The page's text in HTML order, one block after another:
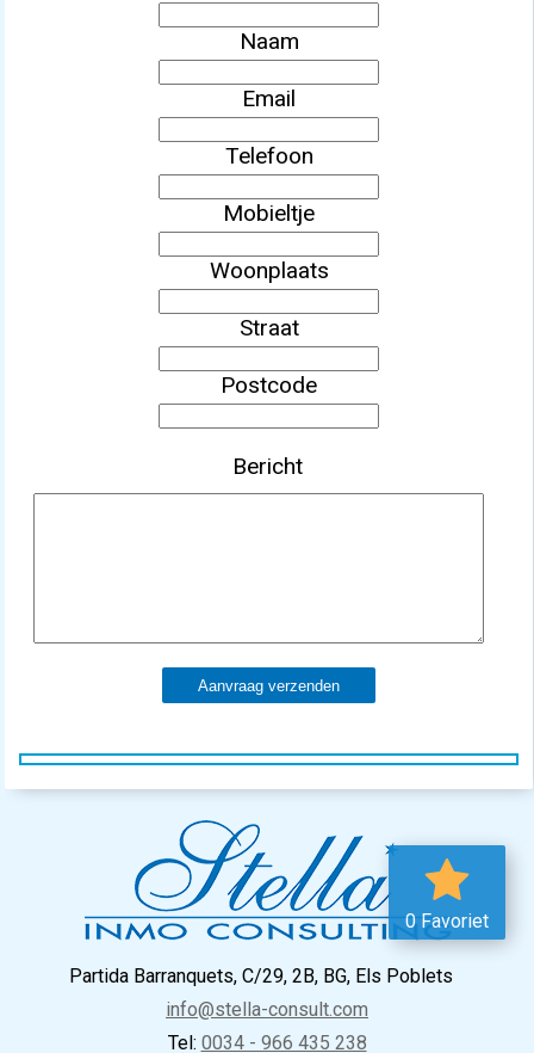
Naam
Email
Telefoon
Mobieltje
Woonplaats
Straat
Postcode
Bericht
Aanvraag verzenden
0 Favoriet
Partida Barranquets, C/29, 2B, BG, Els Poblets
info@stella-consult.com
Tel: 0034 - 966 435 238